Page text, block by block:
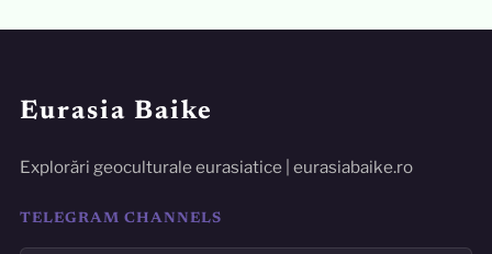
Eurasia Baike
Explorări geoculturale eurasiatice | eurasiabaike.ro
TELEGRAM CHANNELS